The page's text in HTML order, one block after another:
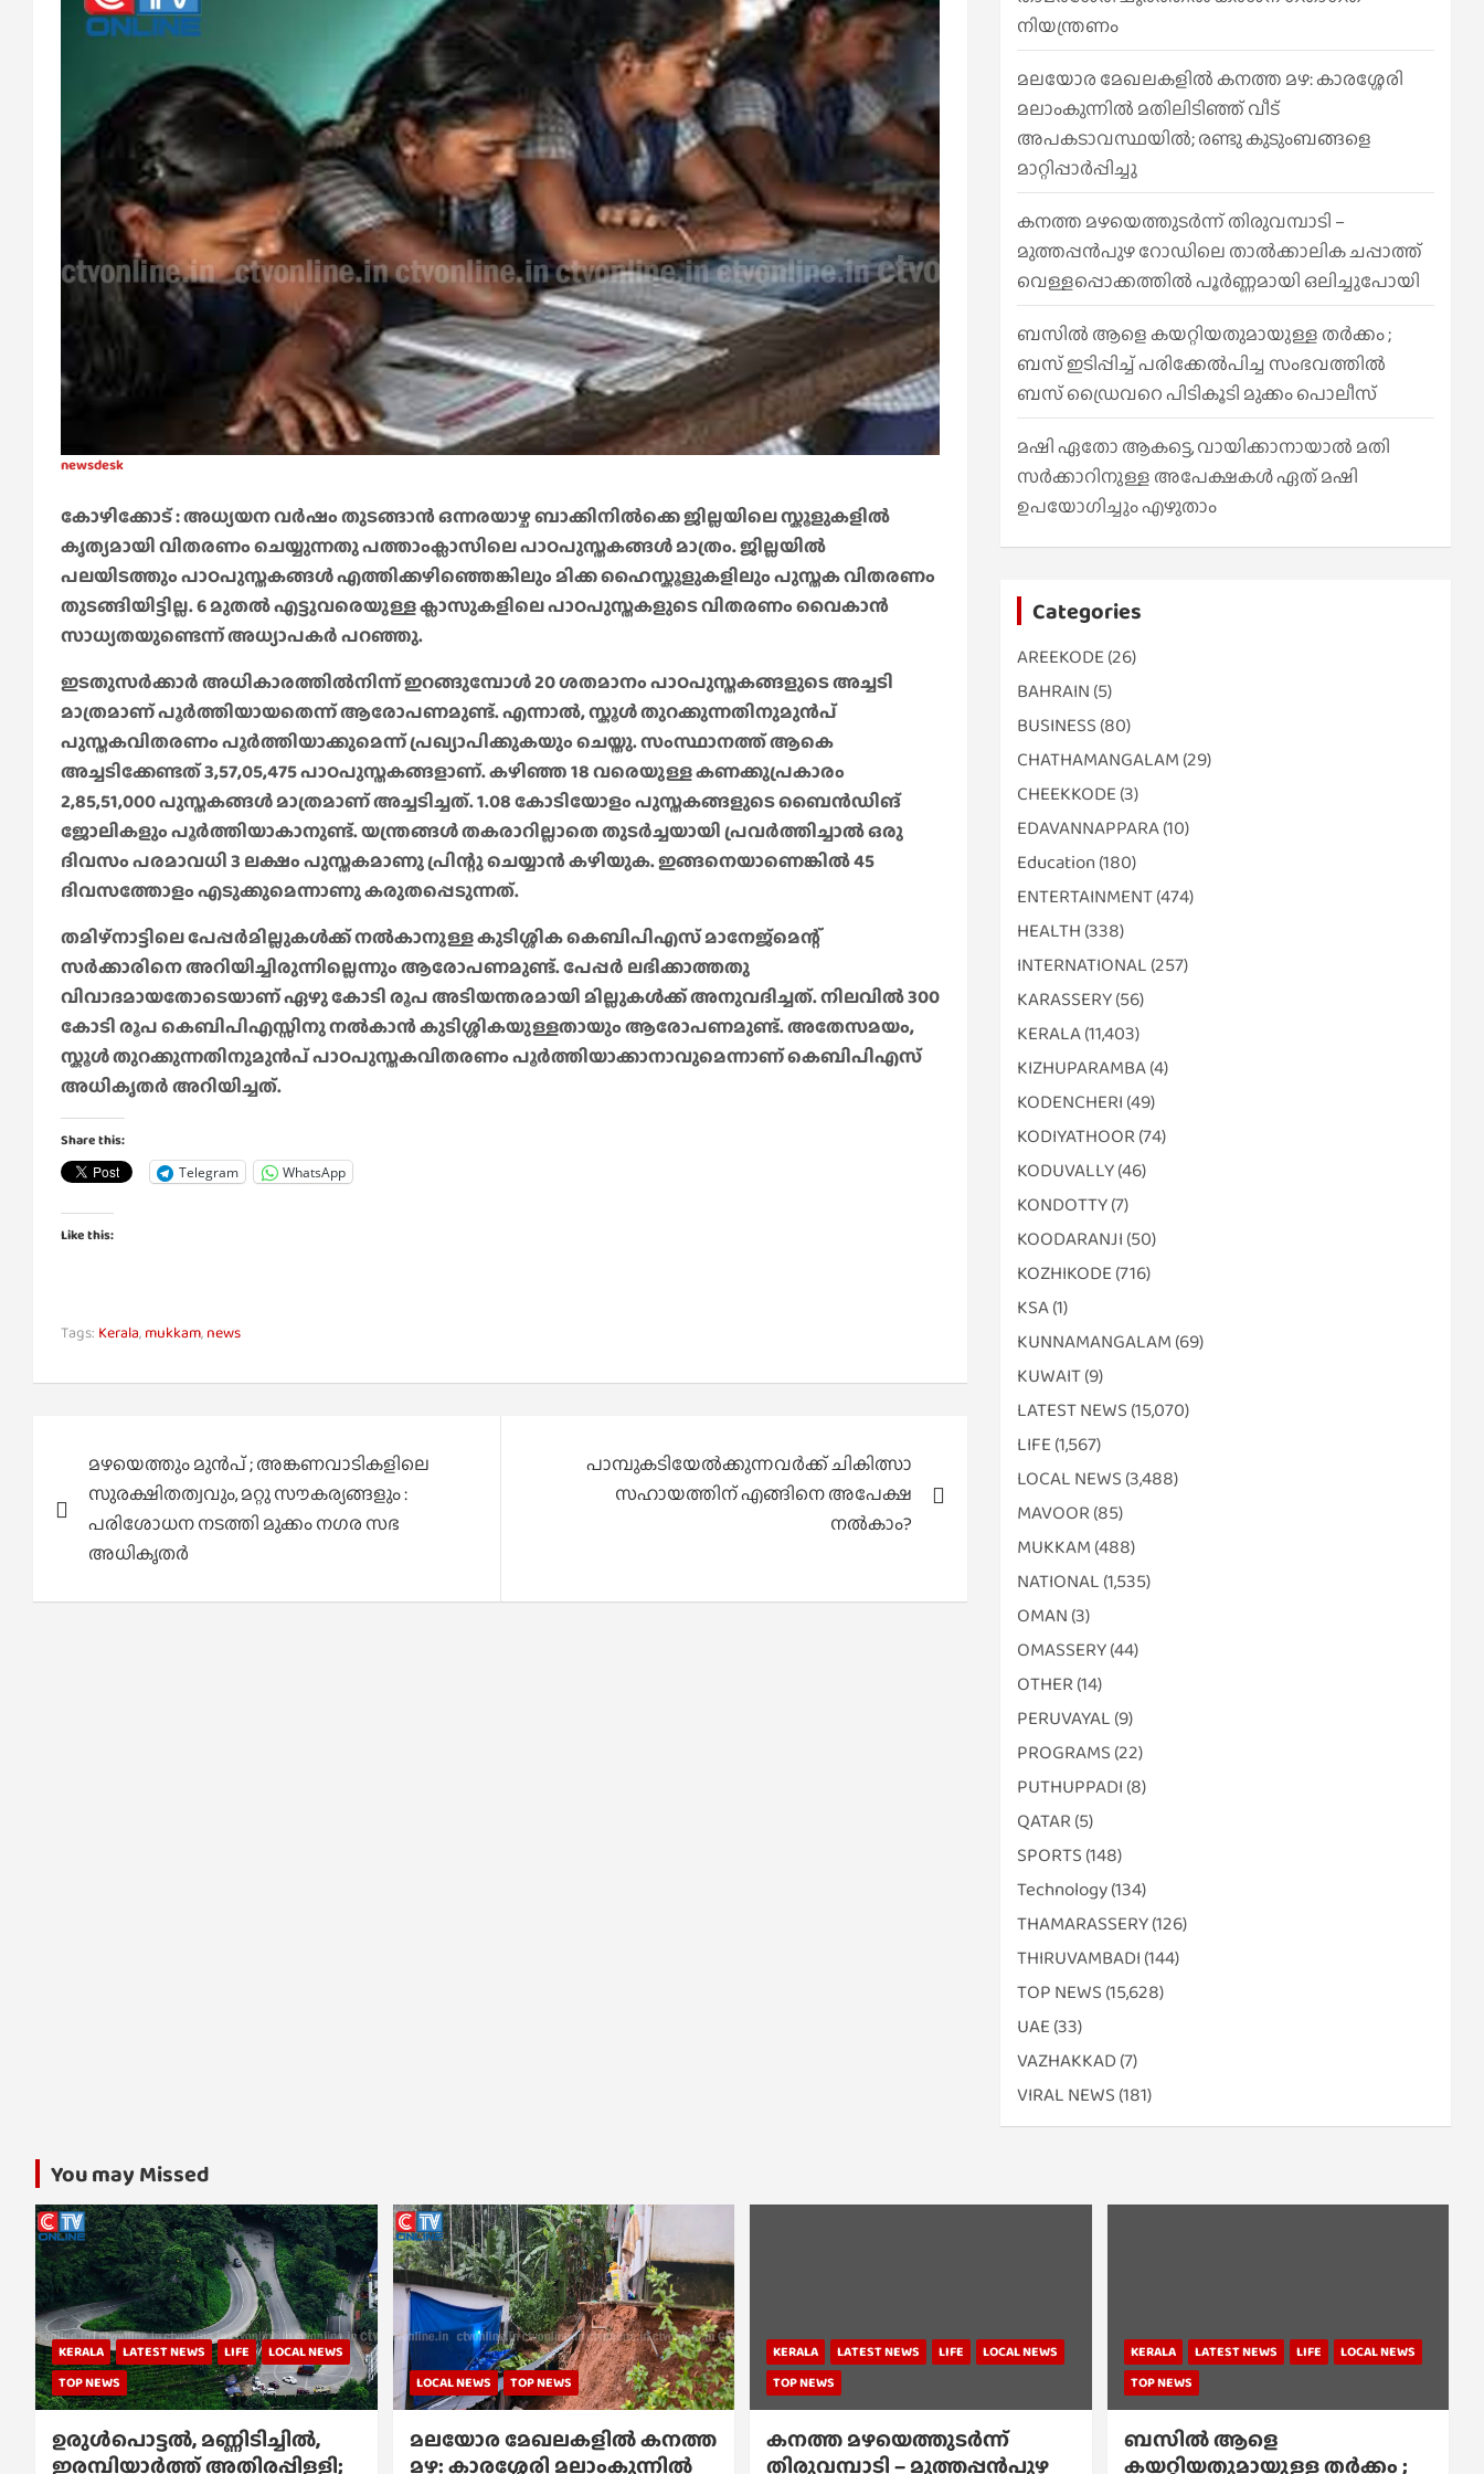
newsdesk
കോഴിക്കോട് : അധ്യയന വർഷം തുടങ്ങാൻ ഒന്നരയാഴ്ച ബാക്കിനിൽക്കെ ജില്ലയിലെ സ്കൂളുകളിൽ
കൃത്യമായി വിതരണം ചെയ്യുന്നതു പത്താംക്ലാസിലെ പാഠപുസ്തകങ്ങൾ മാത്രം. ജില്ലയിൽ
പലയിടത്തും പാഠപുസ്തകങ്ങൾ എത്തിക്കഴിഞ്ഞെങ്കിലും മിക്ക ഹൈസ്കൂളുകളിലും പുസ്തക വിതരണം
തുടങ്ങിയിട്ടില്ല. 6 മുതൽ എട്ടുവരെയുള്ള ക്ലാസുകളിലെ പാഠപുസ്തകളുടെ വിതരണം വൈകാൻ
സാധ്യതയുണ്ടെന്ന് അധ്യാപകർ പറഞ്ഞു.
ഇടതുസർക്കാർ അധികാരത്തിൽനിന്ന് ഇറങ്ങുമ്പോൾ 20 ശതമാനം പാഠപുസ്തകങ്ങളുടെ അച്ചടി
മാത്രമാണ് പൂർത്തിയായതെന്ന് ആരോപണമുണ്ട്. എന്നാൽ, സ്കൂൾ തുറക്കുന്നതിനുമുൻപ്
പുസ്തകവിതരണം പൂർത്തിയാക്കുമെന്ന് പ്രഖ്യാപിക്കുകയും ചെയ്തു. സംസ്ഥാനത്ത് ആകെ
അച്ചടിക്കേണ്ടത് 3,57,05,475 പാഠപുസ്തകങ്ങളാണ്. കഴിഞ്ഞ 18 വരെയുള്ള കണക്കുപ്രകാരം
2,85,51,000 പുസ്തകങ്ങൾ മാത്രമാണ് അച്ചടിച്ചത്. 1.08 കോടിയോളം പുസ്തകങ്ങളുടെ ബൈൻഡിങ്
ജോലികളും പൂർത്തിയാകാനുണ്ട്. യന്ത്രങ്ങൾ തകരാറില്ലാതെ തുടർച്ചയായി പ്രവർത്തിച്ചാൽ ഒരു
ദിവസം പരമാവധി 3 ലക്ഷം പുസ്തകമാണു പ്രിന്റു ചെയ്യാൻ കഴിയുക. ഇങ്ങനെയാണെങ്കിൽ 45
ദിവസത്തോളം എടുക്കുമെന്നാണു കരുതപ്പെടുന്നത്.
തമിഴ്നാട്ടിലെ പേപ്പർമില്ലുകൾക്ക് നൽകാനുള്ള കുടിശ്ശിക കെബിപിഎസ് മാനേജ്മെന്റ്
സർക്കാരിനെ അറിയിച്ചിരുന്നില്ലെന്നും ആരോപണമുണ്ട്. പേപ്പർ ലഭിക്കാത്തതു
വിവാദമായതോടെയാണ് ഏഴു കോടി രൂപ അടിയന്തരമായി മില്ലുകൾക്ക് അനുവദിച്ചത്. നിലവിൽ 300
കോടി രൂപ കെബിപിഎസ്സിനു നൽകാൻ കുടിശ്ശികയുള്ളതായും ആരോപണമുണ്ട്. അതേസമയം,
സ്കൂൾ തുറക്കുന്നതിനുമുൻപ് പാഠപുസ്തകവിതരണം പൂർത്തിയാക്കാനാവുമെന്നാണ് കെബിപിഎസ്
അധികൃതർ അറിയിച്ചത്.
Share this:
Telegram WhatsApp
Like this:
Tags: Kerala, mukkam, news
navigation
മഴയെത്തും മുൻപ് ; അങ്കണവാടികളിലെ
സുരക്ഷിതത്വവും, മറ്റു സൗകര്യങ്ങളും :
പരിശോധന നടത്തി മുക്കം നഗര സഭ
അധികൃതർ
പാമ്പുകടിയേൽക്കുന്നവർക്ക് ചികിത്സാ
സഹായത്തിന് എങ്ങിനെ അപേക്ഷ
നൽകാം?
നിയന്ത്രണം
മലയോര മേഖലകളിൽ കനത്ത മഴ: കാരശ്ശേരി
മലാംകുന്നിൽ മതിലിടിഞ്ഞ് വീട്
അപകടാവസ്ഥയിൽ; രണ്ടു കുടുംബങ്ങളെ
മാറ്റിപ്പാർപ്പിച്ചു
കനത്ത മഴയെത്തുടർന്ന് തിരുവമ്പാടി –
മുത്തപ്പൻപുഴ റോഡിലെ താൽക്കാലിക ചപ്പാത്ത്
വെള്ളപ്പൊക്കത്തിൽ പൂർണ്ണമായി ഒലിച്ചുപോയി
ബസിൽ ആളെ കയറ്റിയതുമായുള്ള തർക്കം ;
ബസ് ഇടിപ്പിച്ച് പരിക്കേൽപിച്ച സംഭവത്തിൽ
ബസ് ഡ്രൈവറെ പിടികൂടി മുക്കം പൊലീസ്
മഷി ഏതോ ആകട്ടെ, വായിക്കാനായാൽ മതി​
സർക്കാറിനുള്ള അപേക്ഷകൾ ഏത് മഷി
ഉപയോഗിച്ചും എഴുതാം
Categories
AREEKODE (26)
BAHRAIN (5)
BUSINESS (80)
CHATHAMANGALAM (29)
CHEEKKODE (3)
EDAVANNAPPARA(10)
Education (180)
ENTERTAINMENT(474)
HEALTH (338)
INTERNATIONAL (257)
KARASSERY(56)
KERALA(11,403)
KIZHUPARAMBA(4)
KODENCHERI (49)
KODIYATHOOR (74)
KODUVALLY(46)
KONDOTTY(7)
KOODARANJI (50)
KOZHIKODE (716)
KSA(1)
KUNNAMANGALAM (69)
KUWAIT(9)
LATEST NEWS (15,070)
LIFE (1,567)
LOCAL NEWS (3,488)
MAVOOR (85)
MUKKAM (488)
NATIONAL (1,535)
OMAN (3)
OMASSERY(44)
OTHER (14)
PERUVAYAL (9)
PROGRAMS (22)
PUTHUPPADI (8)
QATAR (5)
SPORTS (148)
Technology(134)
THAMARASSERY(126)
THIRUVAMBADI (144)
TOP NEWS (15,628)
UAE (33)
VAZHAKKAD(7)
VIRAL NEWS (181)
You may Missed
KERALA LATEST NEWS LIFE
LOCAL NEWS
TOP NEWS
ഉരുൾപൊട്ടൽ, മണ്ണിടിച്ചിൽ,
ഇരമ്പിയാര്‍ത്ത് അതിരപ്പിള്ളി;
LOCAL NEWS TOP NEWS
മലയോര മേഖലകളിൽ കനത്ത
മഴ: കാരശ്ശേരി മലാംകുന്നിൽ
KERALA LATEST NEWS LIFE
LOCAL NEWS
TOP NEWS
കനത്ത മഴയെത്തുടർന്ന്
തിരുവമ്പാടി – മുത്തപ്പൻപുഴ
KERALA LATEST NEWS LIFE
LOCAL NEWS
TOP NEWS
ബസിൽ ആളെ
കയറ്റിയതുമായുള്ള തർക്കം ;